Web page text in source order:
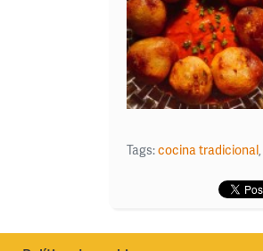
Tags:cocina tradicional